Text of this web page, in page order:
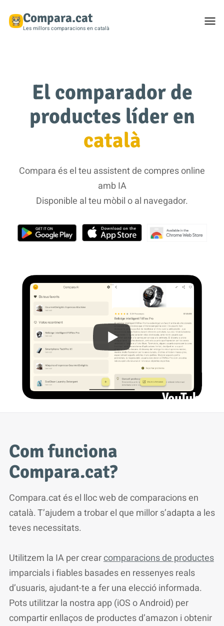
Compara.cat
Les millors comparacions en català
El comparador de
productes líder en
català
Compara és el teu assistent de compres online
amb IA
Disponible al teu mòbil o al navegador.
Com funciona
Compara.cat?
Compara.cat és el lloc web de comparacions en
català. T’ajudem a trobar el que millor s’adapta a les
teves necessitats.
Utilitzem la IA per crearcomparacions de productes
imparcials i fiables basades en ressenyes reals
d’usuaris, ajudant-te a fer una elecció informada.
Pots utilitzar la nostra app (iOS o Android) per
compartir enllaços de productes d’amazon i obtenir